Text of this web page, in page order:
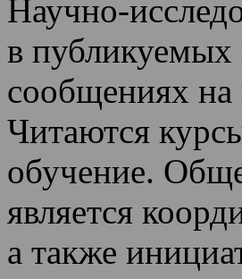
Научно-
в публикуемых
сообщениях
Читаются
обучение.
является
а также